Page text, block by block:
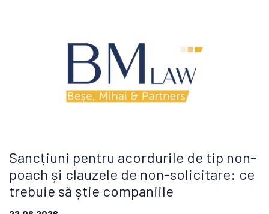
Sancțiuni pentru acordurile de tip non-
poach și clauzele de non-solicitare: ce
trebuie să știe companiile